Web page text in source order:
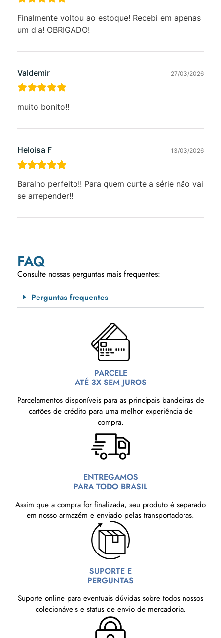
Finalmente voltou ao estoque! Recebi em apenas
um dia! OBRIGADO!
Valdemir 27/03/2026
muito bonito!!
Heloisa F 13/03/2026
Baralho perfeito!! Para quem curte a série não vai
se arrepender!!
FAQ
Consulte nossas perguntas mais frequentes:
Perguntas frequentes
PARCELE
ATÉ 3X SEM JUROS
Parcelamentos disponíveis para as principais bandeiras de
cartões de crédito para uma melhor experiência de
compra.
ENTREGAMOS
PARA TODO BRASIL
Assim que a compra for finalizada, seu produto é separado
em nosso armazém e enviado pelas transportadoras.
SUPORTE E
PERGUNTAS
Suporte online para eventuais dúvidas sobre todos nossos
colecionáveis e status de envio de mercadoria.